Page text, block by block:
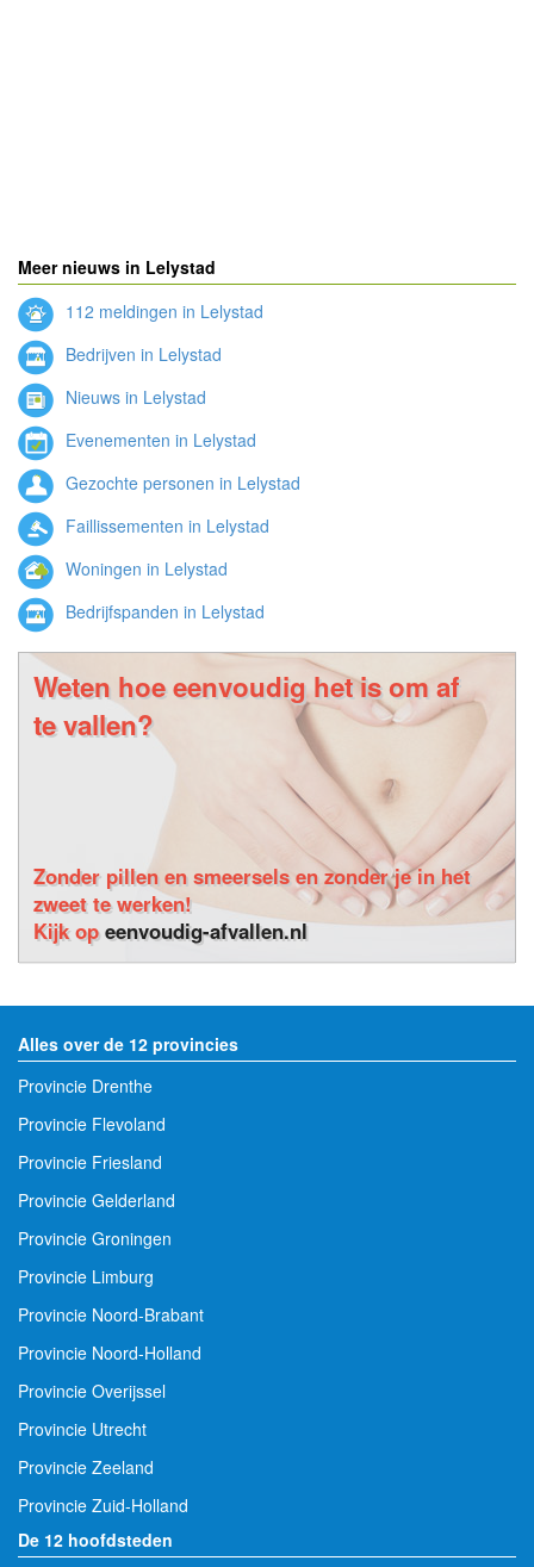
Meer nieuws in Lelystad
112 meldingen in Lelystad
Bedrijven in Lelystad
Nieuws in Lelystad
Evenementen in Lelystad
Gezochte personen in Lelystad
Faillissementen in Lelystad
Woningen in Lelystad
Bedrijfspanden in Lelystad
Weten hoe eenvoudig het is om af
te vallen?
Zonder pillen en smeersels en zonder je in het
zweet te werken!
Kijk opeenvoudig-afvallen.nl
Alles over de 12 provincies
Provincie Drenthe
Provincie Flevoland
Provincie Friesland
Provincie Gelderland
Provincie Groningen
Provincie Limburg
Provincie Noord-Brabant
Provincie Noord-Holland
Provincie Overijssel
Provincie Utrecht
Provincie Zeeland
Provincie Zuid-Holland
De 12 hoofdsteden